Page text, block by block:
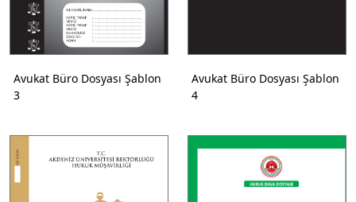
Avukat Büro Dosyası Şablon
3
Avukat Büro Dosyası Şablon
4